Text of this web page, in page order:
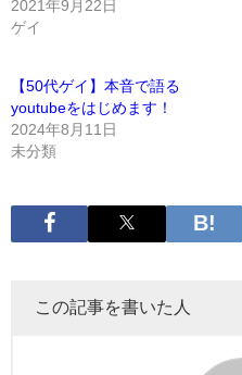
2021年9月22日
ゲイ
【50代ゲイ】本音で語る
youtubeをはじめます！
2024年8月11日
未分類
この記事を書いた人